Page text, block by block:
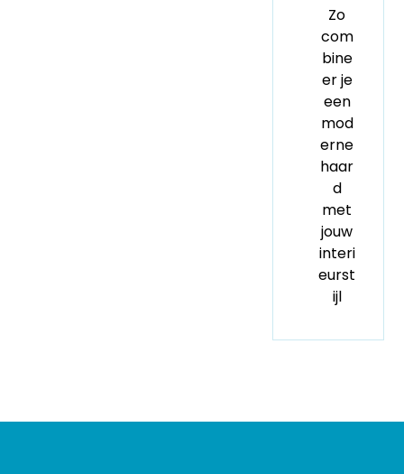
Zo
com
bine
er je
een
mod
erne
haar
d
met
jouw
interi
eurst
ijl